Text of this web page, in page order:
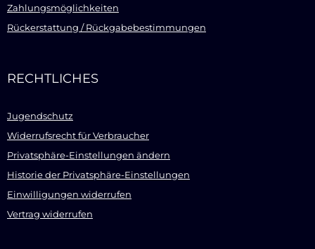
Zahlungsmöglichkeiten
Rückerstattung / Rückgabebestimmungen
RECHTLICHES
Jugendschutz
Widerrufsrecht für Verbraucher
Privatsphäre-Einstellungen ändern
Historie der Privatsphäre-Einstellungen
Einwilligungen widerrufen
Vertrag widerrufen